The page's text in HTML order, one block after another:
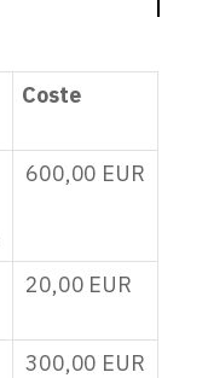
Coste
600,00 EUR
20,00 EUR
300,00 EUR